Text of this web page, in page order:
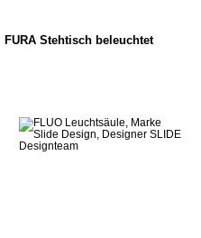
FURA Stehtisch beleuchtet